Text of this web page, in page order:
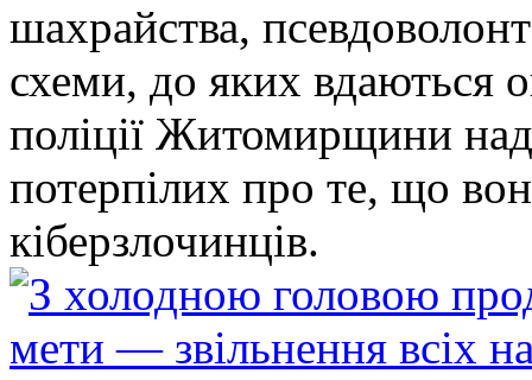
шахрайства,
схеми, до яких
поліції Житомирщини
потерпілих про те, що
кіберзлочинців.